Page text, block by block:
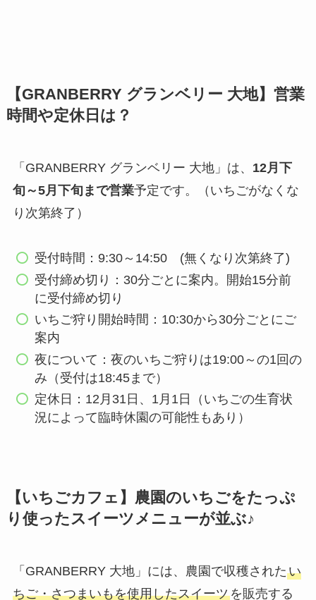
【GRANBERRY グランベリー 大地】営業
時間や定休日は？
「GRANBERRY グランベリー 大地」は、 12月下
旬～5月下旬まで営業予定です。（いちごがなくな
り次第終了）
受付時間：9:30～14:50 (無くなり次第終了)
受付締め切り：30分ごとに案内。開始15分前
に受付締め切り
いちご狩り開始時間：10:30から30分ごとにご
案内
夜について：夜のいちご狩りは19:00～の1回の
み（受付は18:45まで）
定休日：12月31日、1月1日（いちごの生育状
況によって臨時休園の可能性もあり）
【いちごカフェ】農園のいちごをたっぷ
り使ったスイーツメニューが並ぶ♪
「GRANBERRY 大地」には、農園で収穫されたい
ちご・さつまいもを使用したスイーツを販売する